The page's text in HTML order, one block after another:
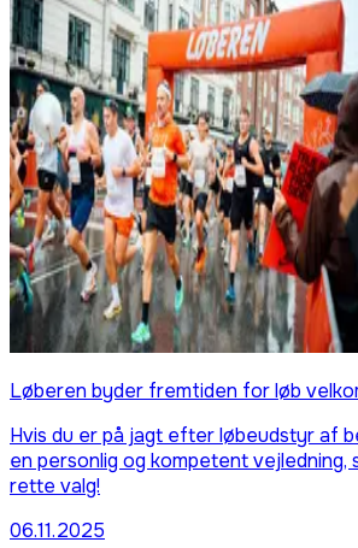
Løberen byder fremtiden for løb
Hvis du er på jagt efter løbeudstyr af
en personlig og kompetent vejledning,
rette valg!
06.11.2025